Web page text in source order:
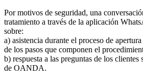
Por motivos de seguridad, una
tratamiento a través de la aplicación
sobre:
a) asistencia durante el proceso de
de los pasos que componen el
b) respuesta a las preguntas de los
de OANDA.